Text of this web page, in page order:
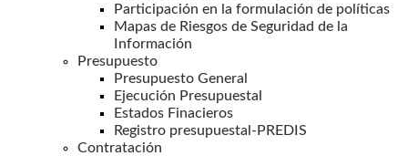
Participación en la formulación de políticas
Mapas de Riesgos de Seguridad de la
Información
Presupuesto
Presupuesto General
Ejecución Presupuestal
Estados Finacieros
Registro presupuestal-PREDIS
Contratación